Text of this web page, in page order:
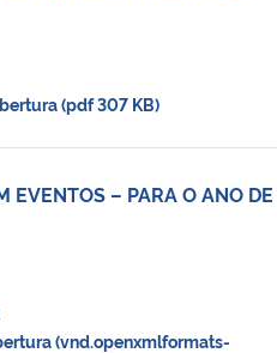
(pdf 307 KB)
– PARA O ANO DE
(vnd.openxmlformats-